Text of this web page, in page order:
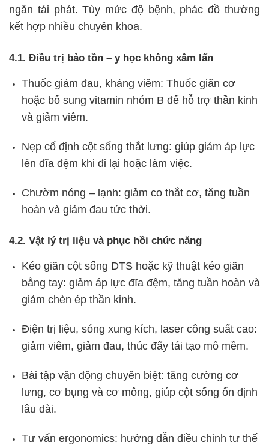
ngăn tái phát. Tùy mức độ bệnh, phác đồ thường
kết hợp nhiều chuyên khoa.
4.1. Điều trị bảo tồn – y học không xâm lấn
Thuốc giảm đau, kháng viêm: Thuốc giãn cơ
hoặc bổ sung vitamin nhóm B để hỗ trợ thần kinh
và giảm viêm.
Nẹp cố định cột sống thắt lưng: giúp giảm áp lực
lên đĩa đệm khi đi lại hoặc làm việc.
Chườm nóng – lạnh: giảm co thắt cơ, tăng tuần
hoàn và giảm đau tức thời.
4.2. Vật lý trị liệu và phục hồi chức năng
Kéo giãn cột sống DTS hoặc kỹ thuật kéo giãn
bằng tay: giảm áp lực đĩa đệm, tăng tuần hoàn và
giảm chèn ép thần kinh.
Điện trị liệu, sóng xung kích, laser công suất cao:
giảm viêm, giảm đau, thúc đẩy tái tạo mô mềm.
Bài tập vận động chuyên biệt: tăng cường cơ
lưng, cơ bụng và cơ mông, giúp cột sống ổn định
lâu dài.
Tư vấn ergonomics: hướng dẫn điều chỉnh tư thế